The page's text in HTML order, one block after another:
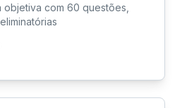
com 60 questões,